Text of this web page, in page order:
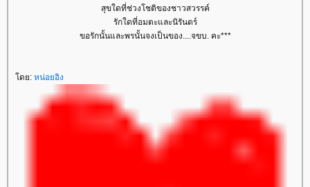
สุขใดที่ช่วงโชติของชาวสวรรค์
รักใดที่อมตะและนิรันดร์
ขอรักนั้นและพรนั้นจงเป็นของ....จขบ. คะ***
โดย: หน่อยอิง